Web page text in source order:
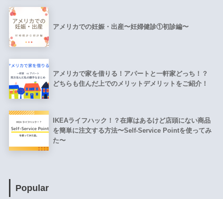
アメリカでの妊娠・出産〜妊婦健診①初診編〜
アメリカで家を借りる！アパートと一軒家どっち！？
どちらも住んだ上でのメリットデメリットをご紹介！
IKEAライフハック！？在庫はあるけど店頭にない商品
を簡単に注文する方法〜Self-Service Pointを使ってみ
た〜
Popular